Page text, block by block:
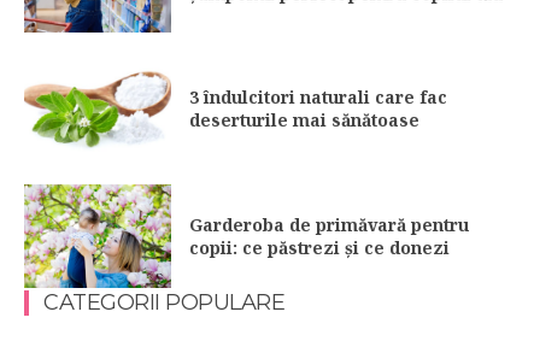
3 îndulcitori naturali care fac
deserturile mai sănătoase
Garderoba de primăvară pentru
copii: ce păstrezi și ce donezi
CATEGORII POPULARE